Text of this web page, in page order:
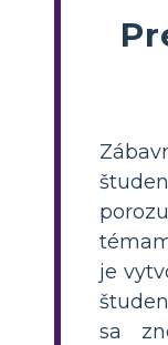
je
sa